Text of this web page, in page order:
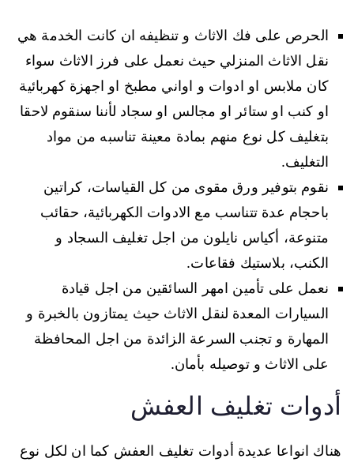
الحرص على فك الاثاث و تنظيفه ان كانت الخدمة هي
نقل الاثاث المنزلي حيث نعمل على فرز الاثاث سواء
كان ملابس او ادوات و اواني مطبخ او اجهزة كهربائية
او كنب او ستائر او مجالس او سجاد لأننا سنقوم لاحقا
بتغليف كل نوع منهم بمادة معينة تناسبه من مواد
التغليف.
نقوم بتوفير ورق مقوى من كل القياسات، كراتين
باحجام عدة تتناسب مع الادوات الكهربائية، حقائب
متنوعة، أكياس نايلون من اجل تغليف السجاد و
الكنب، بلاستيك فقاعات.
نعمل على تأمين امهر السائقين من اجل قيادة
السيارات المعدة لنقل الاثاث حيث يمتازون بالخبرة و
المهارة و تجنب السرعة الزائدة من اجل المحافظة
على الاثاث و توصيله بأمان.
أدوات تغليف العفش
هناك انواعا عديدة أدوات تغليف العفش كما ان لكل نوع